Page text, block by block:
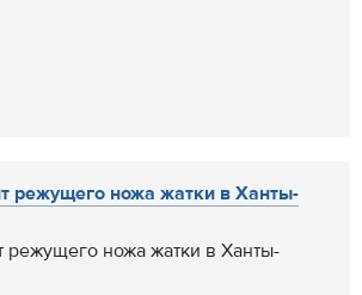
режущего ножа жатки в Ханты-
режущего ножа жатки в Ханты-